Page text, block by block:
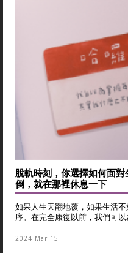
脫軌時刻，你選擇如何面
倒，就在那裡休息一下
如果人生天翻地覆，如果生活
序。在完全康復以前，我們可
2024 Mar 15